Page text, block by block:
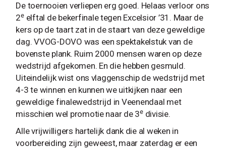
De toernooien verliepen erg goed. Helaas verloor ons
2eelftal de bekerfinale tegen Excelsior ’31. Maar de
kers op de taart zat in de staart van deze geweldige
dag. VVOG-DOVO was een spektakelstuk van de
bovenste plank. Ruim 2000 mensen waren op deze
wedstrijd afgekomen. En die hebben gesmuld.
Uiteindelijk wist ons vlaggenschip de wedstrijd met
4-3 te winnen en kunnen we uitkijken naar een
geweldige finalewedstrijd in Veenendaal met
misschien wel promotie naar de 3edivisie.
Alle vrijwilligers hartelijk dank die al weken in
voorbereiding zijn geweest, maar zaterdag er een